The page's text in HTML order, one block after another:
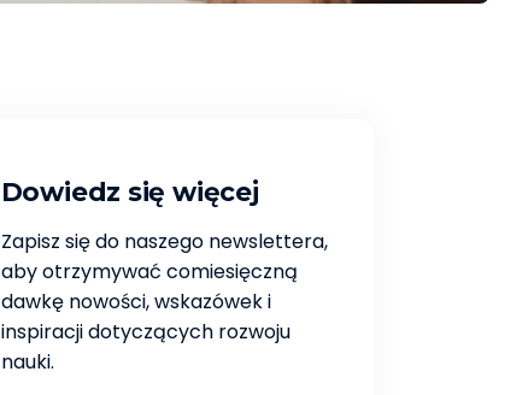
Dowiedz się więcej
Zapisz się do naszego newslettera,
aby otrzymywać comiesięczną
dawkę nowości, wskazówek i
inspiracji dotyczących rozwoju
nauki.